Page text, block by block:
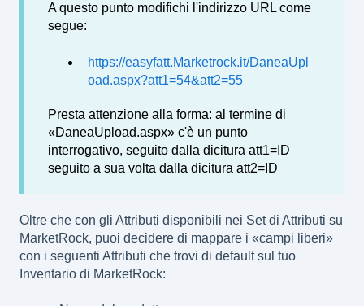
A questo punto modifichi l'indirizzo URL come
segue:
https://easyfatt.Marketrock.it/DaneaUpl
oad.aspx?att1=54&att2=55
Presta attenzione alla forma: al termine di
«DaneaUpload.aspx» c'è un punto
interrogativo, seguito dalla dicitura att1=ID
seguito a sua volta dalla dicitura att2=ID
Oltre che con gli Attributi disponibili nei Set di Attributi su
MarketRock, puoi decidere di mappare i «campi liberi»
con i seguenti Attributi che trovi di default sul tuo
Inventario di MarketRock: